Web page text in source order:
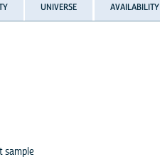
UNIVERSE AVAILABILITY
sample